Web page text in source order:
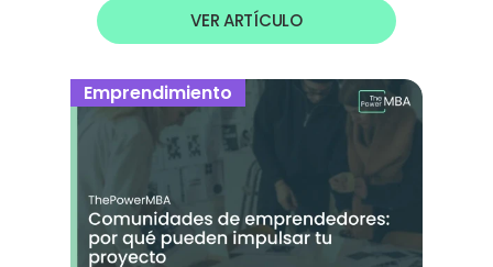
VER ARTÍCULO
Emprendimiento